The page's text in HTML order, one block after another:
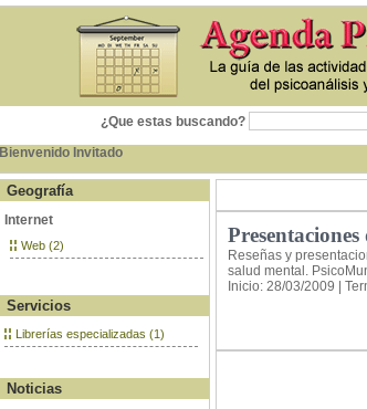
¿Que estas buscando?
Bienvenido Invitado
Geografía
Internet
Web (2)
Servicios
Librerías especializadas (1)
Noticias
Reseñas y
salud mental.
Inicio: 28/03/2009 |